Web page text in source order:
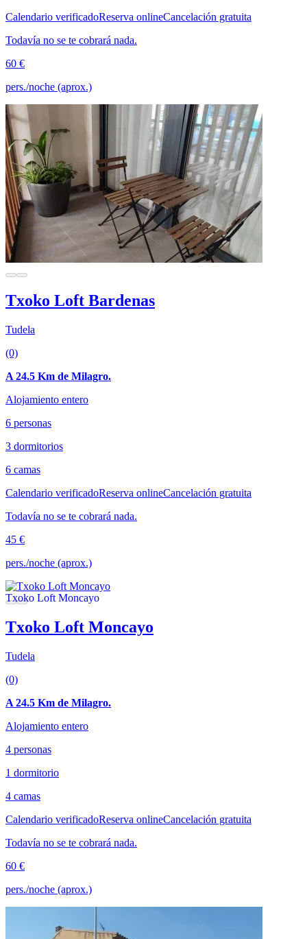
Calendario verificadoReserva onlineCancelación gratuita
Todavía no se te cobrará nada.
60 €
pers./noche (aprox.)
Txoko Loft Bardenas
Tudela
(0)
A 24.5 Km de Milagro.
Alojamiento entero
6 personas
3 dormitorios
6 camas
Calendario verificadoReserva onlineCancelación gratuita
Todavía no se te cobrará nada.
45 €
pers./noche (aprox.)
Txoko Loft Moncayo
Tudela
(0)
A 24.5 Km de Milagro.
Alojamiento entero
4 personas
1 dormitorio
4 camas
Calendario verificadoReserva onlineCancelación gratuita
Todavía no se te cobrará nada.
60 €
pers./noche (aprox.)